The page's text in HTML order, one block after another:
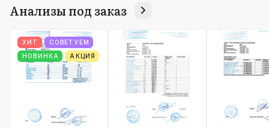
Анализы под заказ
ХИТ
СОВЕТУЕМ
НОВИНКА
АКЦИЯ